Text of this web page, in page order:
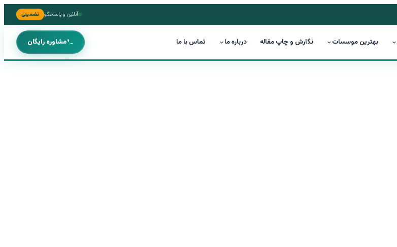
آنلاین و پاسخگو تضمینی
بهترین موسسات نگارش و چاپ مقاله درباره ما تماس با ما مشاوره رایگان